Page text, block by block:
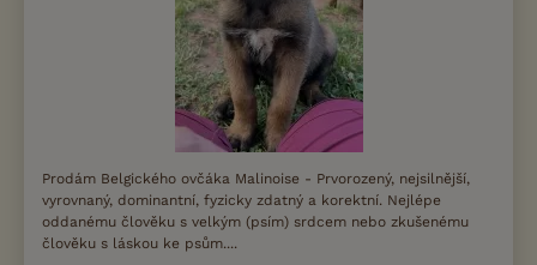
Prodám Belgického ovčáka Malinoise - Prvorozený, nejsilnější,
vyrovnaný, dominantní, fyzicky zdatný a korektní. Nejlépe
oddanému člověku s velkým (psím) srdcem nebo zkušenému
člověku s láskou ke psům....